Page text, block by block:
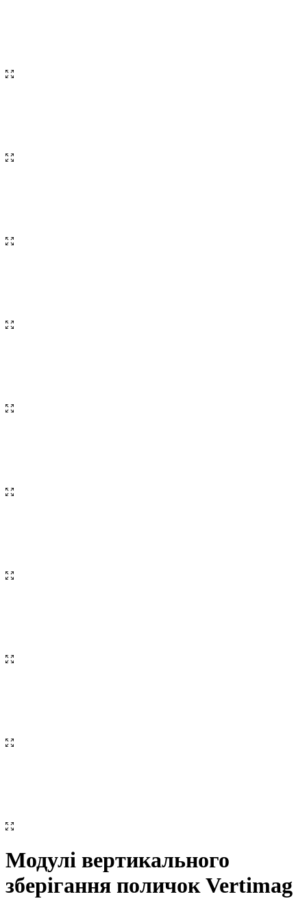
Модулі вертикального
зберігання поличок Vertimag